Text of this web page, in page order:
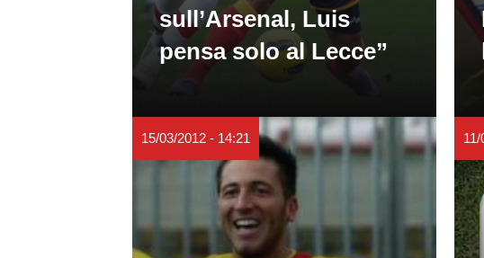
sull’Arsenal, Luis
pensa solo al Lecce”
15/03/2012 - 14:21